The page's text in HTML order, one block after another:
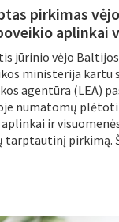
pirkimas
aplinkai
jūrinio vėjo
ministerija kartu
agentūra (LEA)
numatomų plėtoti
ir
tarptautinį pirkimą.